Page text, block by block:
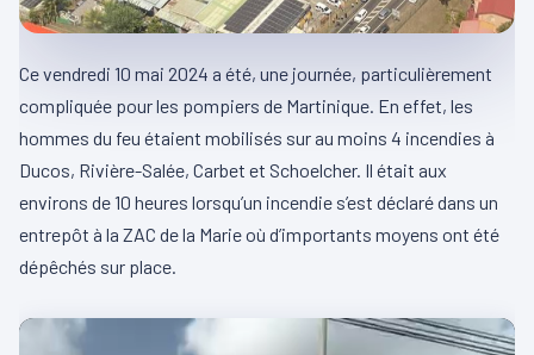
Ce vendredi 10 mai 2024 a été, une journée, particulièrement
compliquée pour les pompiers de Martinique. En effet, les
hommes du feu étaient mobilisés sur au moins 4 incendies à
Ducos, Rivière-Salée, Carbet et Schoelcher. Il était aux
environs de 10 heures lorsqu’un incendie s’est déclaré dans un
entrepôt à la ZAC de la Marie où d’importants moyens ont été
dépêchés sur place.